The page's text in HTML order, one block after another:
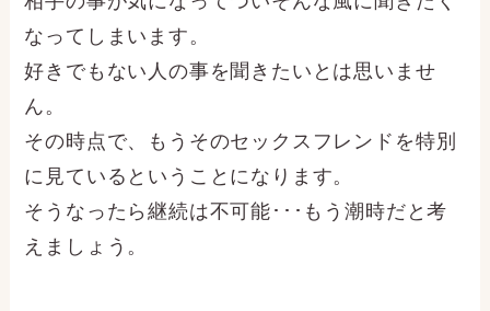
なってしまいます。
好きでもない人の事を聞きたいとは思いませ
ん。
その時点で、もうそのセックスフレンドを特別
に見ているということになります。
そうなったら継続は不可能･･･もう潮時だと考
えましょう。